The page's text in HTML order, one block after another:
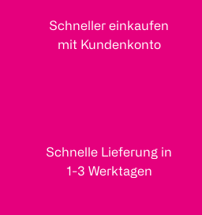
Schneller einkaufen
mit Kundenkonto
Schnelle Lieferung in
1-3 Werktagen